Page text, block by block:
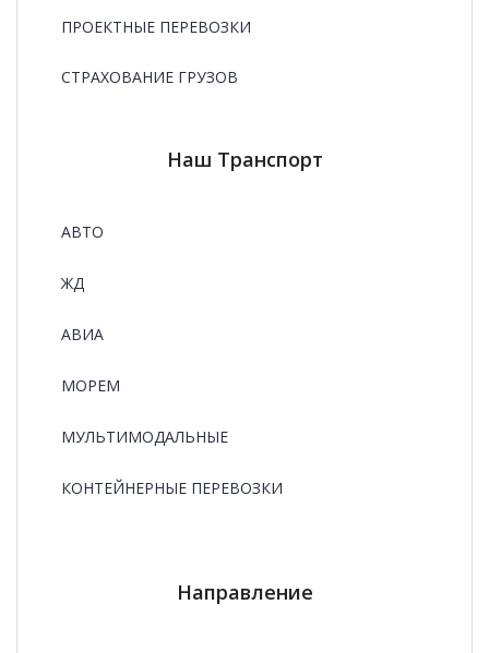
ПРОЕКТНЫЕ ПЕРЕВОЗКИ
СТРАХОВАНИЕ ГРУЗОВ
Наш Транспорт
АВТО
ЖД
АВИА
МОРЕМ
МУЛЬТИМОДАЛЬНЫЕ
КОНТЕЙНЕРНЫЕ ПЕРЕВОЗКИ
Направление